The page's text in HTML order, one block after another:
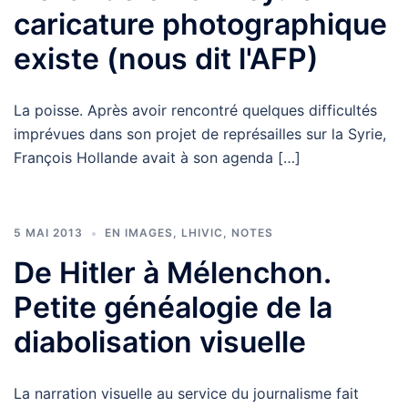
caricature photographique
existe (nous dit l'AFP)
La poisse. Après avoir rencontré quelques difficultés
imprévues dans son projet de représailles sur la Syrie,
François Hollande avait à son agenda […]
5 MAI 2013 EN IMAGES, LHIVIC , NOTES
De Hitler à Mélenchon.
Petite généalogie de la
diabolisation visuelle
La narration visuelle au service du journalisme fait